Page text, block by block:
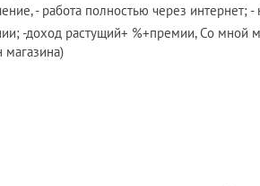
- работа полностью через интернет; -
-доход растущий+ %+премии, Со мной
магазина)